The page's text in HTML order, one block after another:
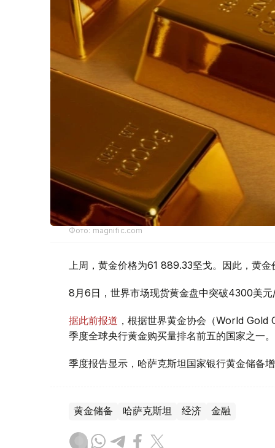
Фото: magnific.com
上周，黄金价格为61 889.33坚戈。因此，黄金
8月6日，世界市场现货黄金盘中突破4300美元
据此前报道 ，根据世界黄金协会（World
季度全球央行黄金购买量排名前五的国家之一。
季度报告显示，哈萨克斯坦国家银行黄金储备增
黄金储备 哈萨克斯坦 经济 金融